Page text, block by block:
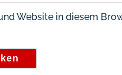
Website in diesem